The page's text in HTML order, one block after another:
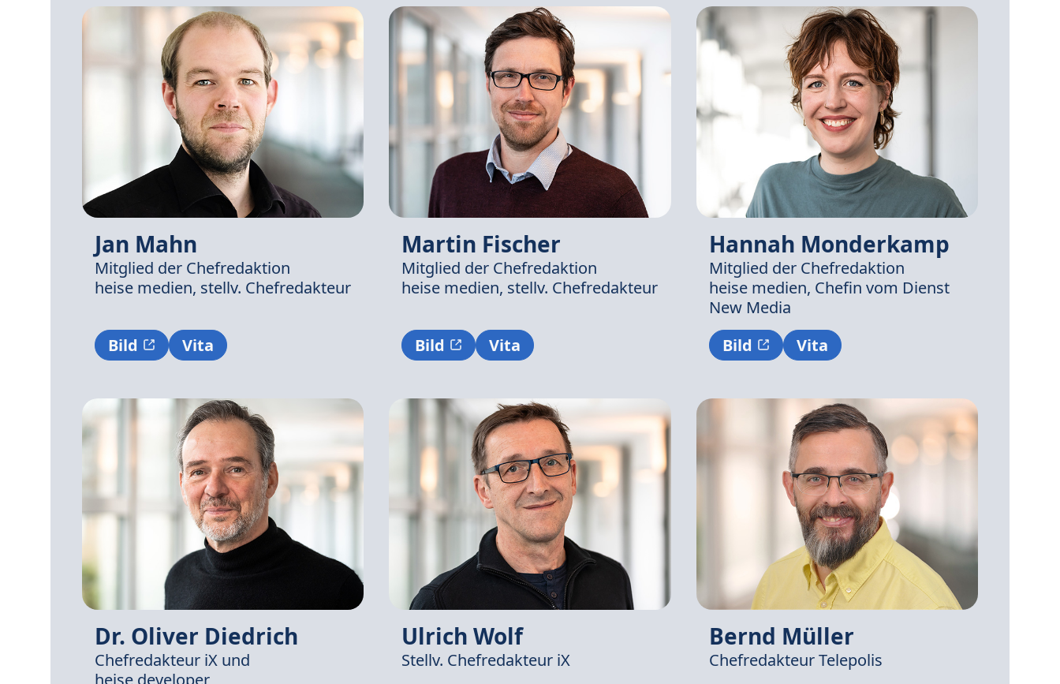
Jan Mahn
Mitglied der Chefredaktion
heise medien, stellv. Chefredakteur
Bild Vita
Martin Fischer
Mitglied der Chefredaktion
heise medien, stellv. Chefredakteur
Bild Vita
Hannah Monderkamp
Mitglied der Chefredaktion
heise medien, Chefin vom Dienst
New Media
Bild
Vita
Dr. Oliver Diedrich
Chefredakteur iX und
heise developer
Ulrich Wolf
Stellv. Chefredakteur iX
Bernd Müller
Chefredakteur Telepolis